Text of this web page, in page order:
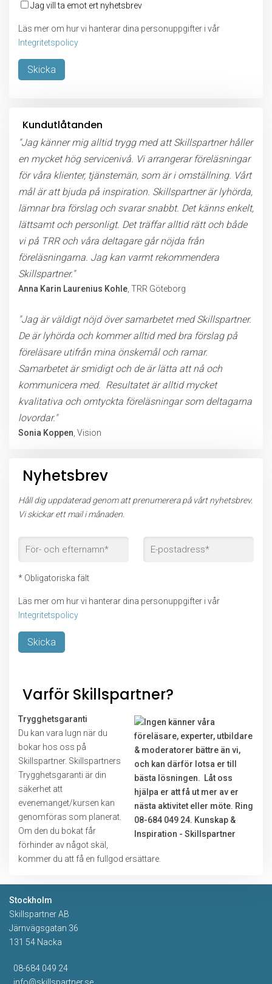
Jag vill ta emot ert nyhetsbrev
Läs mer om hur vi hanterar dina personuppgifter i vår
Integritetspolicy
Kundutlåtanden
"Jag känner mig alltid trygg med att Skillspartner håller
en mycket hög servicenivå. Vi arrangerar föreläsningar
för våra klienter, tjänstemän, som är i omställning. Vårt
mål är att bjuda på inspiration. Skillspartner är lyhörda,
lämnar bra förslag och svarar snabbt. Det känns enkelt,
lättsamt och personligt. Det träffar alltid rätt och både
vi på TRR och våra deltagare går nöjda från
föreläsningarna. Jag kan varmt rekommendera
Skillspartner."
Anna Karin Laurenius Kohle , TRR Göteborg
"Jag är väldigt nöjd över samarbetet med Skillspartner.
De är lyhörda och kommer alltid med bra förslag på
föreläsare utifrån mina önskemål och ramar.
Samarbetet är smidigt och de är lätta att nå och
kommunicera med. Resultatet är alltid mycket
kvalitativa och omtyckta föreläsningar som deltagarna
lovordar."
Sonia Koppen , Vision
Nyhetsbrev
Håll dig uppdaterad genom att prenumerera på vårt nyhetsbrev.
Vi skickar ett mail i månaden.
* Obligatoriska fält
Läs mer om hur vi hanterar dina personuppgifter i vår
Integritetspolicy
Varför Skillspartner?
Trygghetsgaranti
Du kan vara lugn när du
bokar hos oss på
Skillspartner. Skillspartners
Trygghetsgaranti är din
säkerhet att
evenemanget/kursen kan
genomföras som planerat.
Om den du bokat får
förhinder av något skäl,
kommer du att få en fullgod ersättare.
Stockholm
Skillspartner AB
Järnvägsgatan 36
131 54 Nacka
08-684 049 24